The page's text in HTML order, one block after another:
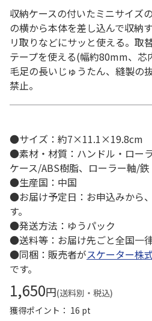
収納ケースの付いたミニサイズ
の横から本体を差し込んで収納
リ取りなどにサッと使える。取
テープを使える(幅約80mm、芯
毛足の長いじゅうたん、縫製の
禁止。
●サイズ：約7×11.1×19.8cm
●素材・材質：ハンドル・ロー
ケース/ABS樹脂、ローラー軸/鉄
●生産国：中国
●お届け予定日：お申込みから
す。
●発送方法：ゆうパック
●送料等：お届け先ごと全国一
●同梱：販売者がスケーター株
です。
1,650円(送料別・税込)
獲得ポイント： 16 pt